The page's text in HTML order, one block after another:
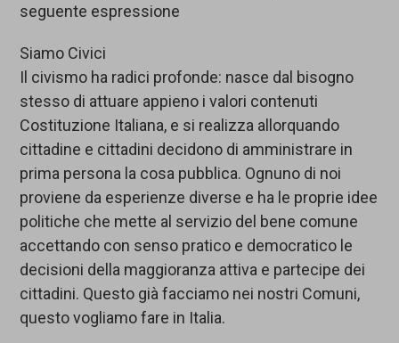
seguente espressione
Siamo Civici
Il civismo ha radici profonde: nasce dal bisogno
stesso di attuare appieno i valori contenuti
Costituzione Italiana, e si realizza allorquando
cittadine e cittadini decidono di amministrare in
prima persona la cosa pubblica. Ognuno di noi
proviene da esperienze diverse e ha le proprie idee
politiche che mette al servizio del bene comune
accettando con senso pratico e democratico le
decisioni della maggioranza attiva e partecipe dei
cittadini. Questo già facciamo nei nostri Comuni,
questo vogliamo fare in Italia.